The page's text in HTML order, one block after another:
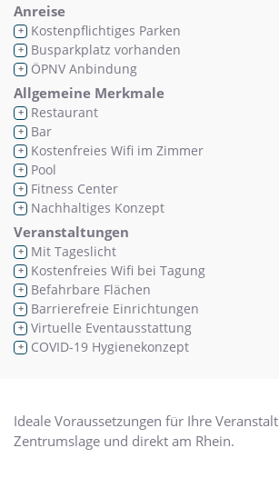
Anreise
+ Kostenpflichtiges Parken
+ Busparkplatz vorhanden
+ ÖPNV Anbindung
Allgemeine Merkmale
+ Restaurant
+ Bar
+ Kostenfreies Wifi im Zimmer
+ Pool
+ Fitness Center
+ Nachhaltiges Konzept
Veranstaltungen
+ Mit Tageslicht
+ Kostenfreies Wifi bei Tagung
+ Befahrbare Flächen
+ Barrierefreie Einrichtungen
+ Virtuelle Eventausstattung
+ COVID-19 Hygienekonzept
Ideale Voraussetzungen für Ihre
Zentrumslage und direkt am Rhein.